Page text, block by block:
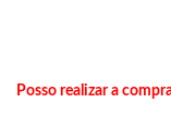
Posso realizar a